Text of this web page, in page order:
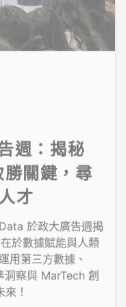
週：揭秘
關鍵，尋
才
於政大廣告週揭
於數據賦能與人類
用第三方數據、
察與 MarTech 創